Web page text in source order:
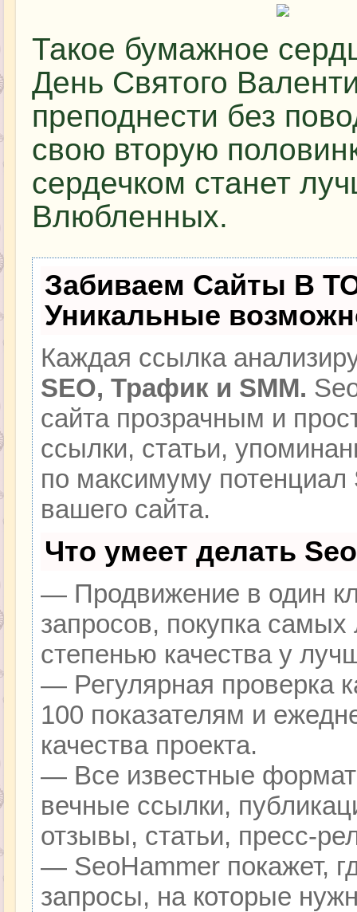
Такое бумажное
День Святого
преподнести без
свою вторую
сердечком станет
Влюбленных.
Забиваем Сайты В
Уникальные
Каждая ссылка
SEO, Трафик и SMM.
сайта прозрачным и
ссылки, статьи,
по максимуму
вашего сайта.
Что умеет делать
— Продвижение в один
запросов, покупка
степенью качества у
— Регулярная проверка
100 показателям и
качества проекта.
— Все известные
вечные ссылки,
отзывы, статьи, пресс-
— SeoHammer покажет,
запросы, на которые